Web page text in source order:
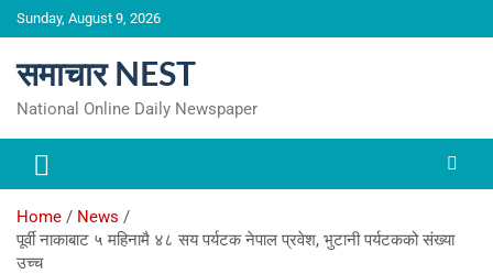
Skip
to
Sunday, August 9, 2026
समाचार NEST
National Online Daily Newspaper
Home
News
पूर्वी नाकाबाट ५ महिनामै ४८ सय पर्यटक नेपाल प्रवेश, भुटानी पर्यटकको संख्या
उच्च